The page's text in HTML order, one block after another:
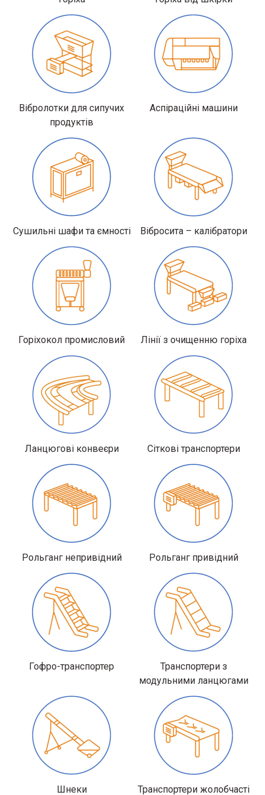
Вібролотки для сипучих
продуктів
Аспіраційні машини
Сушильні шафи та ємності Вібросита – калібратори
Горіхокол промисловий Лінії з очищенню горіха
Ланцюгові конвеєри Сіткові транспортери
Рольганг непривідний Рольганг привідний
Гофро-транспортер
Транспортери з
модульними ланцюгами
Шнеки Транспортери жолобчасті